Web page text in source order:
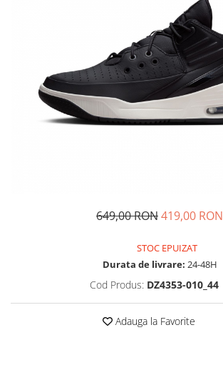
Geci si veste copii
Pantaloni scurti Copii
Accesorii
Ingrijire incaltaminte
649,00 RON419,00 RON
STOC EPUIZAT
Durata de livrare: 24-48H
Cod Produs: DZ4353-010_44
Adauga la Favorite